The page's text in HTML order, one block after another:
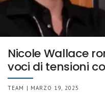
Nicole Wallace
voci di tensioni
TEAM | MARZO 19, 2025